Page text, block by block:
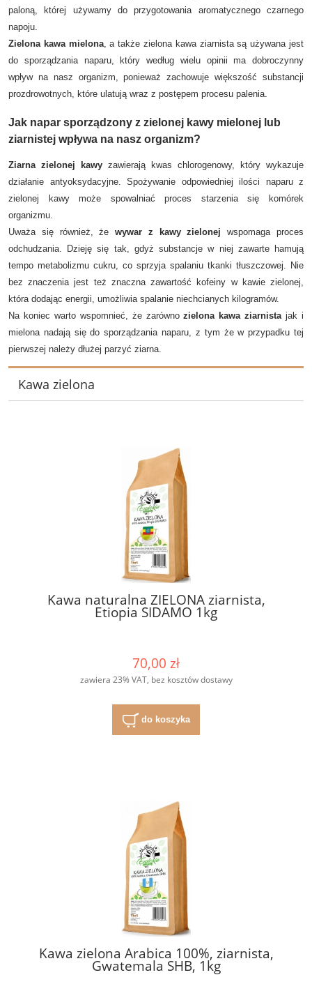
paloną, której używamy do przygotowania aromatycznego czarnego
napoju.
Zielona kawa mielona, a także zielona kawa ziarnista są używana jest
do sporządzania naparu, który według wielu opinii ma dobroczynny
wpływ na nasz organizm, ponieważ zachowuje większość substancji
prozdrowotnych, które ulatują wraz z postępem procesu palenia.
Jak napar sporządzony z zielonej kawy mielonej lub
ziarnistej wpływa na nasz organizm?
Ziarna zielonej kawy zawierają kwas chlorogenowy, który wykazuje
działanie antyoksydacyjne. Spożywanie odpowiedniej ilości naparu z
zielonej kawy może spowalniać proces starzenia się komórek
organizmu.
Uważa się również, żewywar z kawy zielonej wspomaga proces
odchudzania. Dzieję się tak, gdyż substancje w niej zawarte hamują
tempo metabolizmu cukru, co sprzyja spalaniu tkanki tłuszczowej. Nie
bez znaczenia jest też znaczna zawartość kofeiny w kawie zielonej,
która dodając energii, umożliwia spalanie niechcianych kilogramów.
Na koniec warto wspomnieć, że zarównozielona kawa ziarnistajak i
mielona nadają się do sporządzania naparu, z tym że w przypadku tej
pierwszej należy dłużej parzyć ziarna.
Kawa zielona
Kawa naturalna ZIELONA ziarnista,
Etiopia SIDAMO 1kg
70,00 zł
zawiera 23% VAT, bez kosztów dostawy
do koszyka
Kawa zielona Arabica 100%, ziarnista,
Gwatemala SHB, 1kg